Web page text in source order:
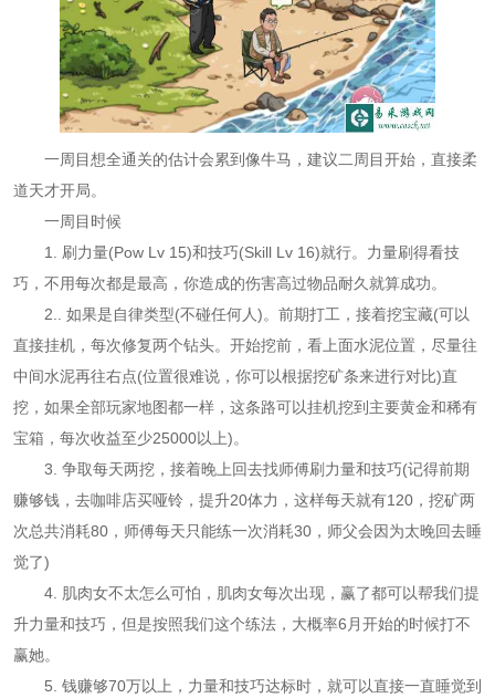
一周目想全通关的估计会累到像牛马，建议二周目开始，直接柔
道天才开局。
一周目时候
1. 刷力量(Pow Lv 15)和技巧(Skill Lv 16)就行。力量刷得看技
巧，不用每次都是最高，你造成的伤害高过物品耐久就算成功。
2.. 如果是自律类型(不碰任何人)。前期打工，接着挖宝藏(可以
直接挂机，每次修复两个钻头。开始挖前，看上面水泥位置，尽量往
中间水泥再往右点(位置很难说，你可以根据挖矿条来进行对比)直
挖，如果全部玩家地图都一样，这条路可以挂机挖到主要黄金和稀有
宝箱，每次收益至少25000以上)。
3. 争取每天两挖，接着晚上回去找师傅刷力量和技巧(记得前期
赚够钱，去咖啡店买哑铃，提升20体力，这样每天就有120，挖矿两
次总共消耗80，师傅每天只能练一次消耗30，师父会因为太晚回去睡
觉了)
4. 肌肉女不太怎么可怕，肌肉女每次出现，赢了都可以帮我们提
升力量和技巧，但是按照我们这个练法，大概率6月开始的时候打不
赢她。
5. 钱赚够70万以上，力量和技巧达标时，就可以直接一直睡觉到